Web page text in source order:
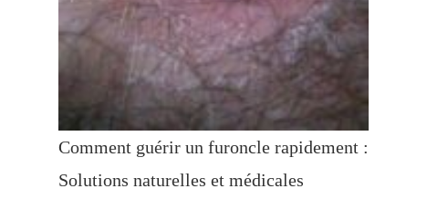
Comment guérir un furoncle rapidement :
Solutions naturelles et médicales